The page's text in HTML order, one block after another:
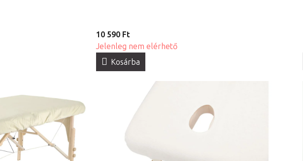
10 590 Ft
Jelenleg nem elérhető
Kosárba